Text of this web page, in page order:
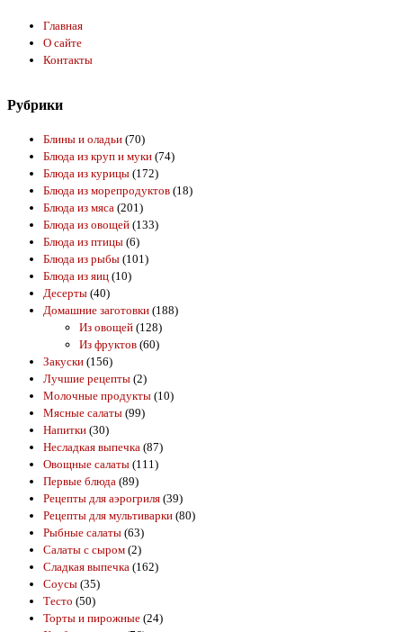
Главная
О сайте
Контакты
Рубрики
Блины и оладьи (70)
Блюда из круп и муки (74)
Блюда из курицы (172)
Блюда из морепродуктов (18)
Блюда из мяса (201)
Блюда из овощей (133)
Блюда из птицы (6)
Блюда из рыбы (101)
Блюда из яиц (10)
Десерты (40)
Домашние заготовки (188)
Из овощей (128)
Из фруктов (60)
Закуски (156)
Лучшие рецепты (2)
Молочные продукты (10)
Мясные салаты (99)
Напитки (30)
Несладкая выпечка (87)
Овощные салаты (111)
Первые блюда (89)
Рецепты для аэрогриля (39)
Рецепты для мультиварки (80)
Рыбные салаты (63)
Салаты с сыром (2)
Сладкая выпечка (162)
Соусы (35)
Тесто (50)
Торты и пирожные (24)